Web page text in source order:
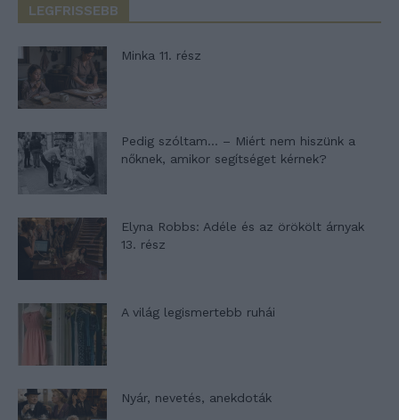
LEGFRISSEBB
Minka 11. rész
Pedig szóltam… – Miért nem hiszünk a
nőknek, amikor segítséget kérnek?
Elyna Robbs: Adéle és az örökölt árnyak
13. rész
A világ legismertebb ruhái
Nyár, nevetés, anekdoták